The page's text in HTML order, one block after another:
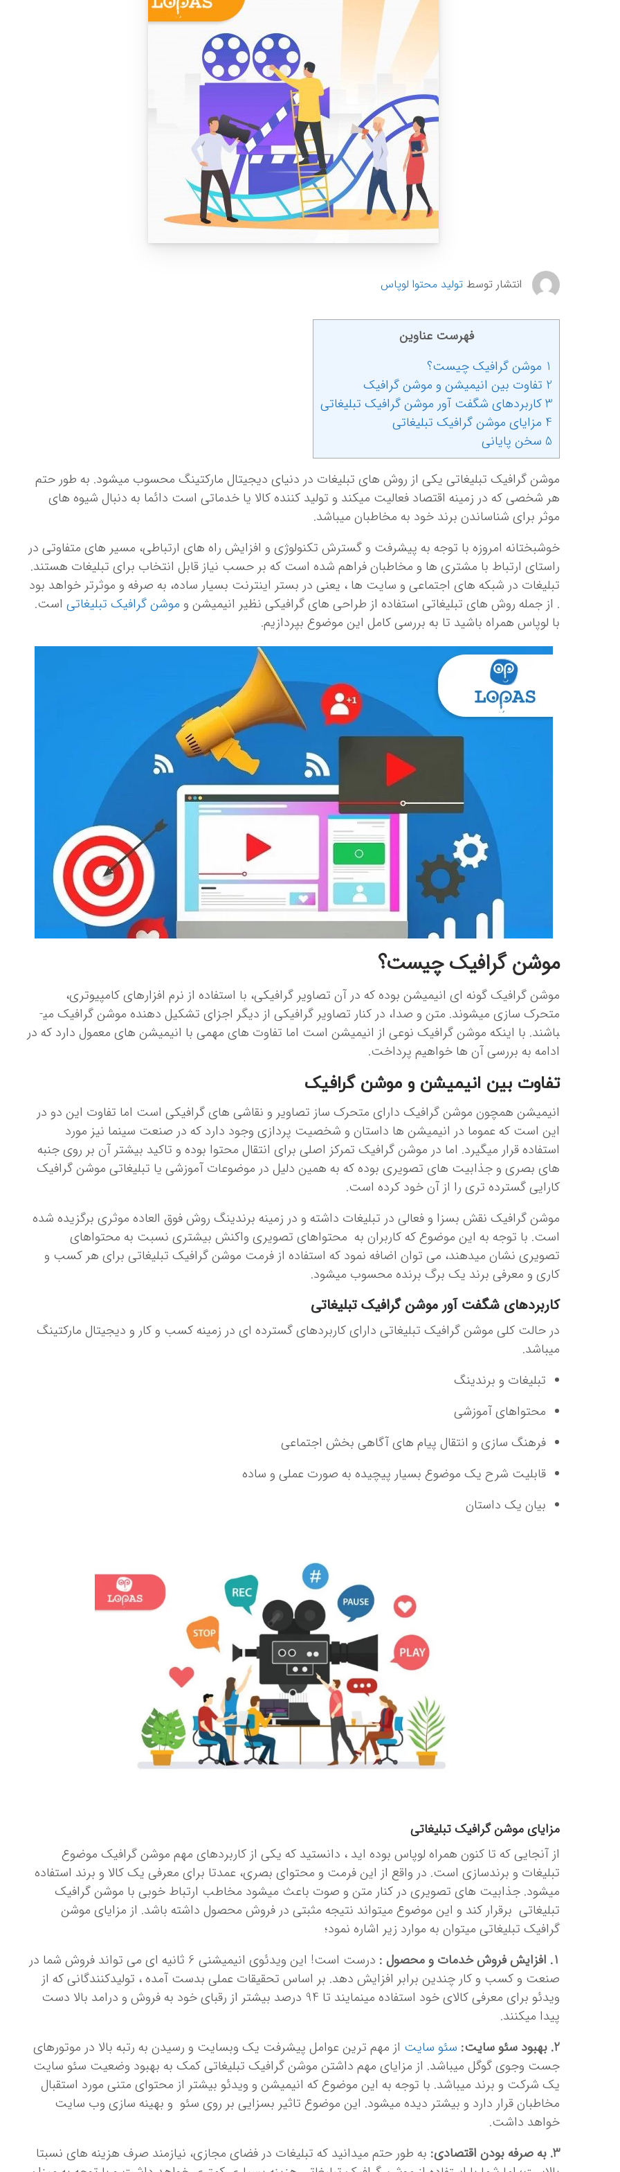
انتشار توسط تولید محتوا لوپاس
فهرست عناوین
1 موشن گرافیک چیست؟
2 تفاوت بین انیمیشن و موشن گرافیک
3 کاربردهای شگفت آور موشن گرافیک تبلیغاتی
4 مزایای موشن گرافیک تبلیغاتی
5 سخن پایانی
موشن گرافیک تبلیغاتی یکی از روش های تبلیغات در دنیای دیجیتال مارکتینگ محسوب می­شود. به طور حتم
هر شخصی که در زمینه اقتصاد فعالیت می­کند و تولید کننده کالا یا خدماتی است دائما به دنبال شیوه های
موثر برای شناساندن برند خود به مخاطبان می­باشد.
خوشبختانه امروزه با توجه به پیشرفت و گسترش تکنولوژی و افزایش راه های ارتباطی، مسیر های متفاوتی در
راستای ارتباط با مشتری ها و مخاطبان فراهم شده است که بر حسب نیاز قابل انتخاب برای تبلیغات هستند.
تبلیغات در شبکه های اجتماعی و سایت ها ، یعنی در بستر اینترنت بسیار ساده، به صرفه و موثرتر خواهد بود
. از جمله روش های تبلیغاتی استفاده از طراحی های گرافیکی نظیر انیمیشن و موشن گرافیک تبلیغاتی است.
با لوپاس همراه باشید تا به بررسی کامل این موضوع بپردازیم.
موشن گرافیک چیست؟
موشن گرافیک گونه ای انیمیشن بوده که در آن تصاویر گرافیکی، با استفاده از نرم افزارهای کامپیوتری،
متحرک سازی می­شوند. متن و صدا، در کنار تصاویر گرافیکی از دیگر اجزای تشکیل دهنده موشن گرافیک می­
باشند. با اینکه موشن گرافیک نوعی از انیمیشن است اما تفاوت های مهمی با انیمیشن های معمول دارد که در
ادامه به بررسی آن ها خواهیم پرداخت.
تفاوت بین انیمیشن و موشن گرافیک
انیمیشن همچون موشن گرافیک دارای متحرک ساز تصاویر و نقاشی های گرافیکی است اما تفاوت این دو در
این است که عموما در انیمیشن ها داستان و شخصیت پردازی وجود دارد که در صنعت سینما نیز مورد
استفاده قرار می­گیرد. اما در موشن گرافیک تمرکز اصلی برای انتقال محتوا بوده و تاکید بیشتر آن بر روی جنبه
های بصری و جذابیت های تصویری بوده که به همین دلیل در موضوعات آموزشی یا تبلیغاتی موشن گرافیک
کارایی گسترده تری را از آن خود کرده است.
موشن گرافیک نقش بسزا و فعالی در تبلیغات داشته و در زمینه برندینگ روش فوق العاده موثری برگزیده شده
است. با توجه به این موضوع که کاربران به محتواهای تصویری واکنش بیشتری نسبت به محتواهای
تصویری نشان می­دهند، می توان اضافه نمود که استفاده از فرمت موشن گرافیک تبلیغاتی برای هر کسب و
کاری و معرفی برند یک برگ برنده محسوب می­شود.
کاربردهای شگفت آور موشن گرافیک تبلیغاتی
در حالت کلی موشن گرافیک تبلیغاتی دارای کاربردهای گسترده ای در زمینه کسب و کار و دیجیتال مارکتینگ
می­باشد.
تبلیغات و برندینگ
محتواهای آموزشی
فرهنگ سازی و انتقال پیام های آگاهی بخش اجتماعی
قابلیت شرح یک موضوع بسیار پیچیده به صورت عملی و ساده
بیان یک داستان
مزایای موشن گرافیک تبلیغاتی
از آنجایی که تا کنون همراه لوپاس بوده اید ، دانستید که یکی از کاربردهای مهم موشن گرافیک موضوع
تبلیغات و برندسازی است. در واقع از این فرمت و محتوای بصری، عمدتا برای معرفی یک کالا و برند استفاده
می­شود. جذابیت های تصویری در کنار متن و صوت باعث می­شود مخاطب ارتباط خوبی با موشن گرافیک
تبلیغاتی برقرار کند و این موضوع می­تواند نتیجه مثبتی در فروش محصول داشته باشد. از مزایای موشن
گرافیک تبلیغاتی می­توان به موارد زیر اشاره نمود؛
1. افزایش فروش خدمات و محصول :
درست است! این ویدئوی انیمیشنی 6 ثانیه ای می تواند فروش شما در
صنعت و کسب و کار چندین برابر افزایش دهد. بر اساس تحقیقات عملی بدست آمده ، تولیدکنندگانی که از
ویدئو برای معرفی کالای خود استفاده می­نمایند تا 94 درصد بیشتر از رقبای خود به فروش و درامد بالا دست
پیدا می­کنند.
2. بهبود سئو سایت:
سئو سایت از مهم ترین عوامل پیشرفت یک وبسایت و رسیدن به رتبه بالا در موتورهای
جست وجوی گوگل می­باشد. از مزایای مهم داشتن موشن گرافیک تبلیغاتی کمک به بهبود وضعیت سئو سایت
یک شرکت و برند می­باشد. با توجه به این موضوع که انیمیشن و ویدئو بیشتر از محتوای متنی مورد استقبال
مخاطبان قرار دارد و بیشتر دیده می­شود. این موضوع تاثیر بسزایی بر روی سئو و بهینه سازی وب سایت
خواهد داشت.
3. به صرفه بودن اقتصادی:
به طور حتم می­دانید که تبلیغات در فضای مجازی، نیازمند صرف هزینه های نسبتا